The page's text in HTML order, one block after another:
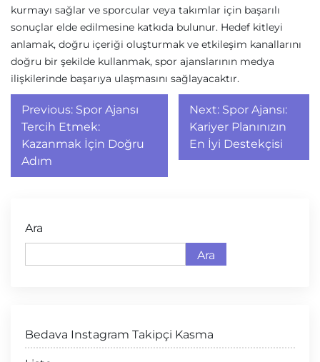
kurmayı sağlar ve sporcular veya takımlar için başarılı
sonuçlar elde edilmesine katkıda bulunur. Hedef kitleyi
anlamak, doğru içeriği oluşturmak ve etkileşim kanallarını
doğru bir şekilde kullanmak, spor ajanslarının medya
ilişkilerinde başarıya ulaşmasını sağlayacaktır.
Yazı
gezinmesi
Previous: Spor Ajansı
Tercih Etmek:
Kazanmak İçin Doğru
Adım
Next: Spor Ajansı:
Kariyer Planınızın
En İyi Destekçisi
Ara
Ara
Bedava Instagram Takipçi Kasma